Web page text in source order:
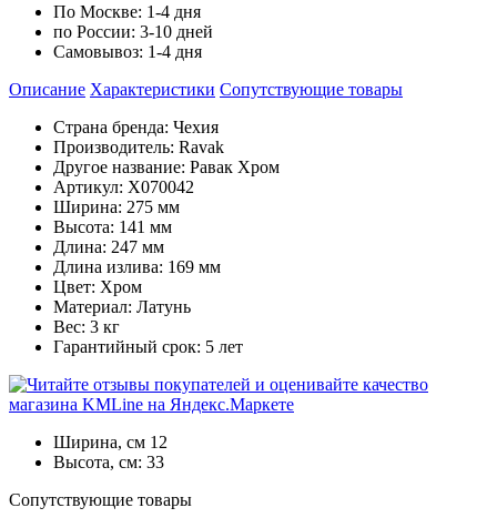
По Москве: 1-4 дня
по России: 3-10 дней
Самовывоз: 1-4 дня
Описание Характеристики Cопутствующие товары
Страна бренда: Чехия
Производитель: Ravak
Другое название: Равак Хром
Артикул: X070042
Ширина: 275 мм
Высота: 141 мм
Длина: 247 мм
Длина излива: 169 мм
Цвет: Хром
Материал: Латунь
Вес: 3 кг
Гарантийный срок: 5 лет
Ширина, см 12
Высота, см: 33
Cопутствующие товары